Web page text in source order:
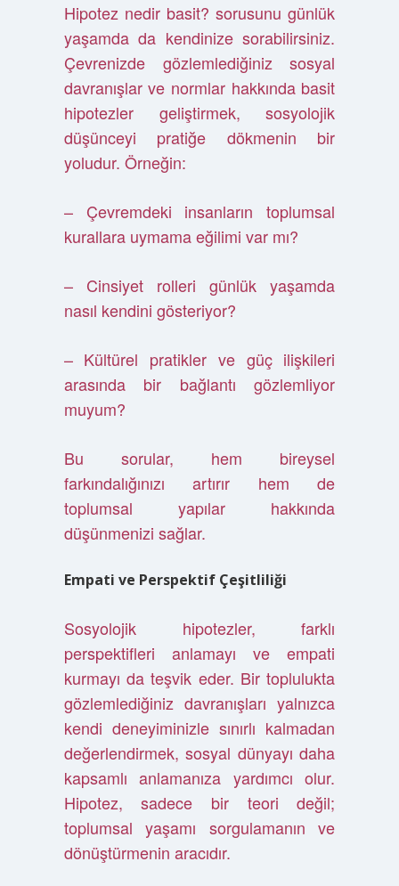
Hipotez nedir basit? sorusunu günlük
yaşamda da kendinize sorabilirsiniz.
Çevrenizde gözlemlediğiniz sosyal
davranışlar ve normlar hakkında basit
hipotezler geliştirmek, sosyolojik
düşünceyi pratiğe dökmenin bir
yoludur. Örneğin:
– Çevremdeki insanların toplumsal
kurallara uymama eğilimi var mı?
– Cinsiyet rolleri günlük yaşamda
nasıl kendini gösteriyor?
– Kültürel pratikler ve güç ilişkileri
arasında bir bağlantı gözlemliyor
muyum?
Bu sorular, hem bireysel
farkındalığınızı artırır hem de
toplumsal yapılar hakkında
düşünmenizi sağlar.
Empati ve Perspektif Çeşitliliği
Sosyolojik hipotezler, farklı
perspektifleri anlamayı ve empati
kurmayı da teşvik eder. Bir toplulukta
gözlemlediğiniz davranışları yalnızca
kendi deneyiminizle sınırlı kalmadan
değerlendirmek, sosyal dünyayı daha
kapsamlı anlamanıza yardımcı olur.
Hipotez, sadece bir teori değil;
toplumsal yaşamı sorgulamanın ve
dönüştürmenin aracıdır.